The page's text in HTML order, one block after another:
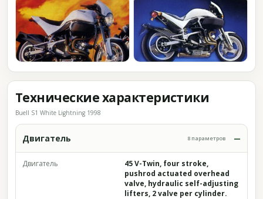
Технические характеристики
Buell S1 White Lightning 1998
Двигатель 8 параметров
Двигатель
45 V-Twin, four stroke,
pushrod actuated overhead
valve, hydraulic self-adjusting
lifters, 2 valve per cylinder.